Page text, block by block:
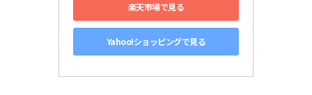
楽天市場で見る
Yahoo!ショッピングで見る